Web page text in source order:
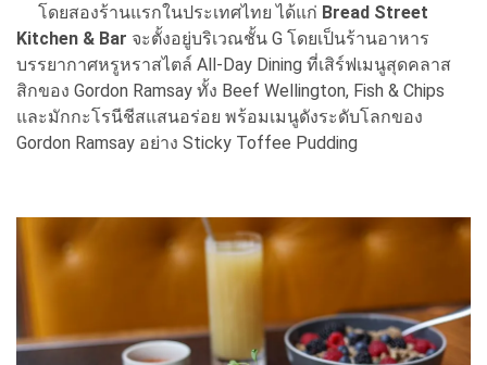
โดยสองร้านแรกในประเทศไทย ได้แก่ Bread Street
Kitchen & Bar จะตั้งอยู่บริเวณชั้น G โดยเป็นร้านอาหาร
บรรยากาศหรูหราสไตล์ All-Day Dining ที่เสิร์ฟเมนูสุดคลาส
สิกของ Gordon Ramsay ทั้ง Beef Wellington, Fish & Chips
และมักกะโรนีชีสแสนอร่อย พร้อมเมนูดังระดับโลกของ
Gordon Ramsay อย่าง Sticky Toffee Pudding